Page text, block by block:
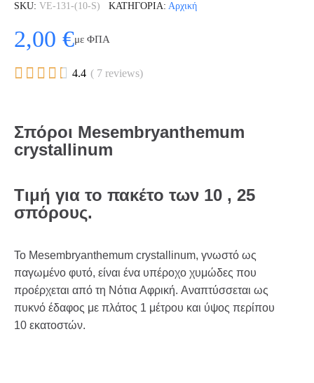
SKU VE-131-(10-S) ΚΑΤΗΓΟΡΊΑ Αρχική
2,00 €με ΦΠΑ
     4.4 ( 7 reviews)
Σπόροι Mesembryanthemum
crystallinum
Τιμή για το πακέτο των 10 , 25
σπόρους.
Το Mesembryanthemum crystallinum, γνωστό ως
παγωμένο φυτό, είναι ένα υπέροχο χυμώδες που
προέρχεται από τη Νότια Αφρική. Αναπτύσσεται ως
πυκνό έδαφος με πλάτος 1 μέτρου και ύψος περίπου
10 εκατοστών.